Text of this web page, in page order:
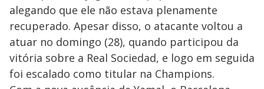
alegando que ele não estava plenamente
recuperado. Apesar disso, o atacante voltou a
atuar no domingo (28), quando participou da
vitória sobre a Real Sociedad, e logo em seguida
foi escalado como titular na Champions.